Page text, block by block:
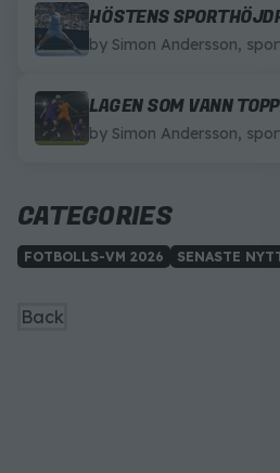
HÖSTENS
by Simon Andersson,
LAGEN SOM VANN
by Simon Andersson,
CATEGORIES
FOTBOLLS-VM 2026 SENASTE
Back